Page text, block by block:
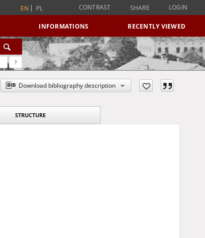
EN PL CONTRAST SHARE LOGIN
INFORMATIONS RECENTLY VIEWED
?
Download bibliography description
STRUCTURE